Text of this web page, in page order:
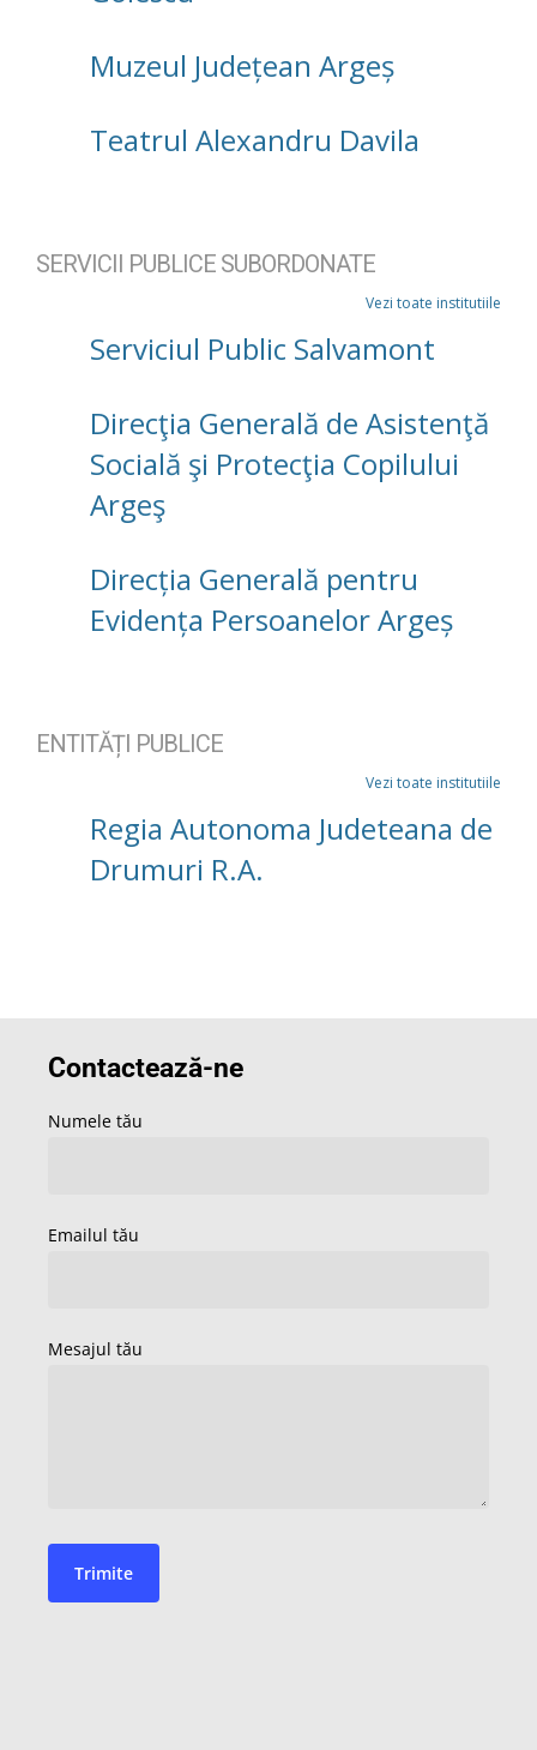
Muzeul Județean Argeș
Teatrul Alexandru Davila
SERVICII PUBLICE SUBORDONATE
Vezi toate institutiile
Serviciul Public Salvamont
Direcţia Generală de Asistenţă
Socială şi Protecţia Copilului
Argeş
Direcția Generală pentru
Evidența Persoanelor Argeș
ENTITĂȚI PUBLICE
Vezi toate institutiile
Regia Autonoma Judeteana de
Drumuri R.A.